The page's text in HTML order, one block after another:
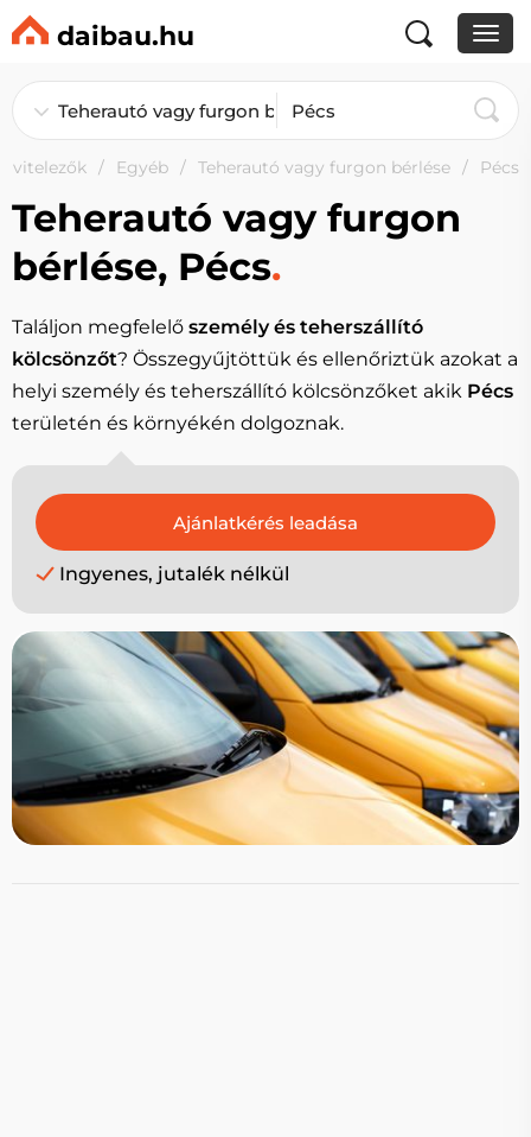
daibau.hu
Egyéb Teherautó vagy furgon bérlése Pécs
Teherautó vagy furgon
bérlése, Pécs.
Találjon megfelelő személy és teherszállító
kölcsönzőt? Összegyűjtöttük és ellenőriztük azokat a
helyi személy és teherszállító kölcsönzőket akik Pécs
területén és környékén dolgoznak.
Ingyenes, jutalék nélkül